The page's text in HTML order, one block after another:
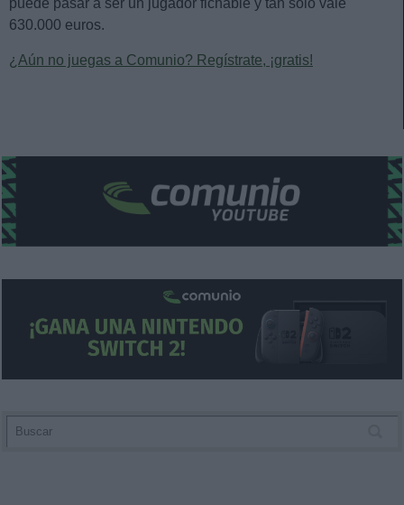
630.000 euros.
¿Aún no juegas a Comunio? Regístrate, ¡gratis!